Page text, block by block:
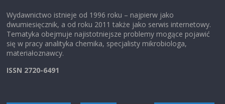
Wydawnictwo istnieje od 1996 roku – najpierw jako
dwumiesięcznik, a od roku 2011 także jako serwis internetowy.
Tematyka obejmuje najistotniejsze problemy mogące pojawić
się w pracy analityka chemika, specjalisty mikrobiologa,
materiałoznawcy.
ISSN 2720-6491